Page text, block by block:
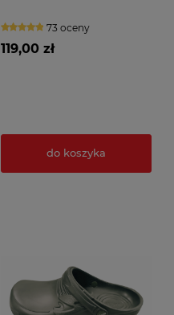
73 oceny
119,00 zł
do koszyka